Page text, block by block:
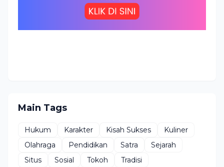
Main Tags
Hukum Karakter Kisah Sukses
Kuliner
Olahraga
Pendidikan Satra
Sejarah
Situs
Sosial Tokoh Tradisi